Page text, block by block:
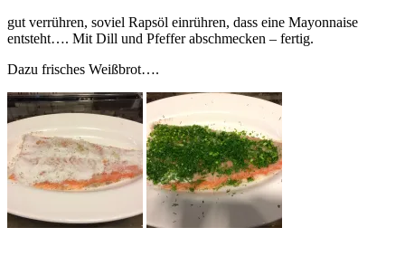
gut verrühren, soviel Rapsöl einrühren, dass eine Mayonnaise
entsteht…. Mit Dill und Pfeffer abschmecken – fertig.
Dazu frisches Weißbrot….